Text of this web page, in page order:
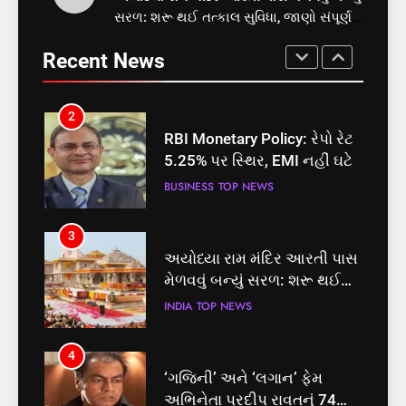
RBI Monetary Policy: રેપો રેટ
5.25% પર સ્થિર, EMI નહીં ઘટે
3
અયોધ્યા રામ મંદિર આરતી પાસ
મેળવવું બન્યું સરળ: શરૂ થઈ
તત્કાલ સુવિધા, જાણો સંપૂર્ણ
INDIA TOP NEWS
4
‘ગજિની’ અને ‘લગાન’ ફેમ
અભિનેતા પ્રદીપ રાવતનું 74
વર્ષની વયે નિધન, બ્લડ કેન્સર
ENTERTAINMENT
5
કોડીનારના છારા દરિયાકાંઠે પાંચ
સરળ: શરૂ થઈ તત્કાલ સુવિધા, જાણો સંપૂર્ણ
Recent News
સમાજવાદી પાર્ટીએ અયોધ્યા
બેઠક પરથી પવન પાંડેને 2027
માટે બનાવાયા ઉમેદવાર
2
RBI Monetary Policy: રેપો રેટ
5.25% પર સ્થિર, EMI નહીં ઘટે
BUSINESS TOP NEWS
3
અયોધ્યા રામ મંદિર આરતી પાસ
મેળવવું બન્યું સરળ: શરૂ થઈ
તત્કાલ સુવિધા, જાણો સંપૂર્ણ
INDIA TOP NEWS
4
‘ગજિની’ અને ‘લગાન’ ફેમ
અભિનેતા પ્રદીપ રાવતનું 74